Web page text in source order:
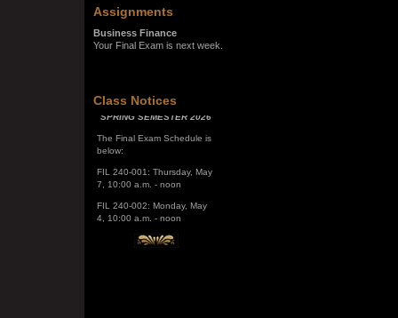
Assignments
Business Finance
Your Final Exam is next week.
Class Notices
SPRING SEMESTER 2026
The Final Exam Schedule is
FIL 240-001: Thursday, May
FIL 240-002: Monday, May